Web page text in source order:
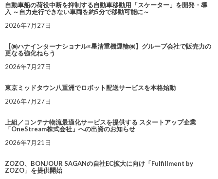
自動車船の荷役中断を抑制する自動車移動用「スケーター」を開発・導
入 ～自力走行できない車両を約5分で移動可能に～
2026年7月27日
【㈱ハナインターナショナル×星清重機運輸㈱】グループ会社で販売力の
更なる強化ねらう
2026年7月27日
東京ミッドタウン八重洲でロボット配送サービスを本格始動
2026年7月27日
上組／コンテナ物流最適化サービスを提供する スタートアップ企業
「OneStream株式会社」への出資のお知らせ
2026年7月21日
ZOZO、BONJOUR SAGANの自社EC拡大に向け「Fulfillment by
ZOZO」を提供開始